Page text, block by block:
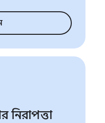
নিরাপত্তা